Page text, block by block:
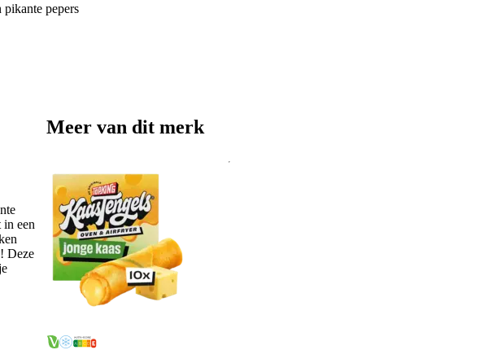
pikante pepers
in een
Deze
Meer van dit merk